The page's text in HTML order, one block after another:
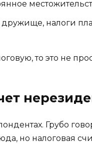
налоги
то это не
Грубо
но налоговая